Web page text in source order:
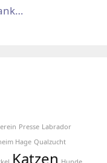
Presse Labrador
Hage Qualzucht
Katzen Hunde